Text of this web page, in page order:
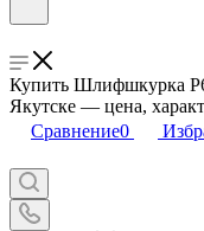
Купить Шлифшкурка
Якутске — цена,
Сравнение0